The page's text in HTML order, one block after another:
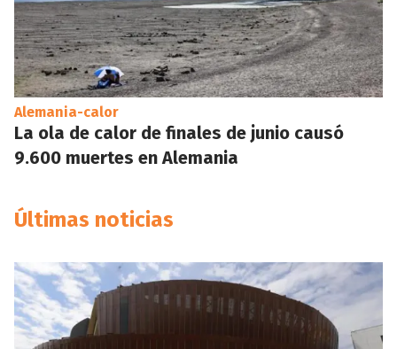
Alemania-calor
La ola de calor de finales de junio causó
9.600 muertes en Alemania
Últimas noticias